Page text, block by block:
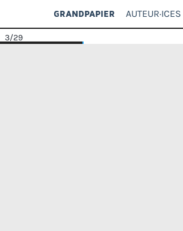
GRANDPAPIER AUTEUR·ICES
3/29